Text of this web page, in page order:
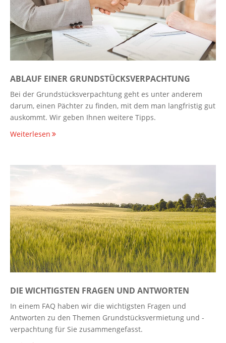
ABLAUF EINER GRUNDSTÜCKSVERPACHTUNG
Bei der Grundstücksverpachtung geht es unter anderem
darum, einen Pächter zu finden, mit dem man langfristig gut
auskommt. Wir geben Ihnen weitere Tipps.
Weiterlesen
DIE WICHTIGSTEN FRAGEN UND ANTWORTEN
In einem FAQ haben wir die wichtigsten Fragen und
Antworten zu den Themen Grundstücksvermietung und -
verpachtung für Sie zusammengefasst.